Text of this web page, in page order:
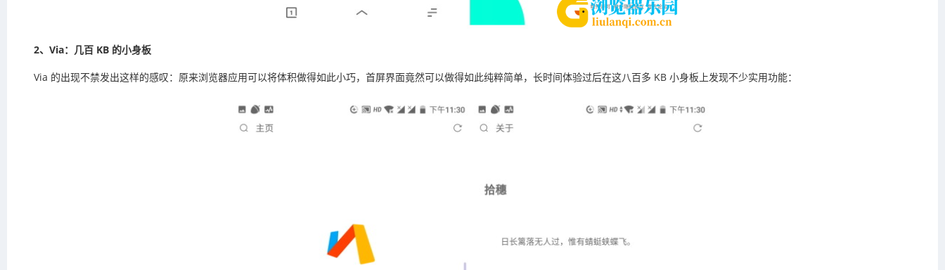
2、Via：几百 KB 的小身板
Via 的出现不禁发出这样的感叹：原来浏览器应用可以将体积做得如此小巧，首屏界面竟然可以做得如此纯粹简单，长时间体验过后在这八百多 KB 小身板上发现不少实用功能：